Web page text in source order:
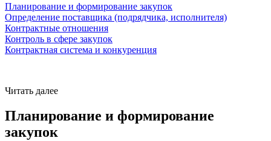
Планирование и формирование закупок
Определение поставщика (подрядчика, исполнителя)
Контрактные отношения
Контроль в сфере закупок
Контрактная система и конкуренция
Читать далее
Планирование и формирование
закупок